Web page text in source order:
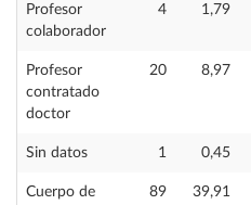
Profesor
colaborador
4 1,79
Profesor
contratado
doctor
20 8,97
Sin datos 1 0,45
Cuerpo de
89 39,91